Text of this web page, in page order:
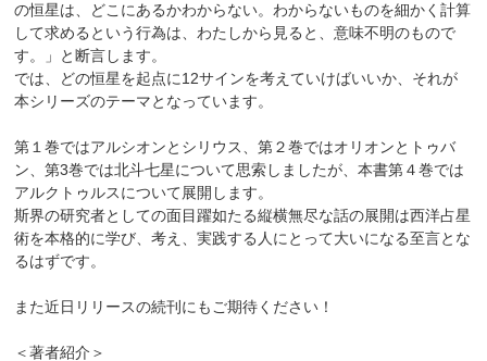
の恒星は、どこにあるかわからない。わからないものを細かく計算
して求めるという行為は、わたしから見ると、意味不明のもので
す。」と断言します。
では、どの恒星を起点に12サインを考えていけばいいか、それが
本シリーズのテーマとなっています。
第１巻ではアルシオンとシリウス、第２巻ではオリオンとトゥバ
ン、第3巻では北斗七星について思索しましたが、本書第４巻では
アルクトゥルスについて展開します。
斯界の研究者としての面目躍如たる縦横無尽な話の展開は西洋占星
術を本格的に学び、考え、実践する人にとって大いになる至言とな
るはずです。
また近日リリースの続刊にもご期待ください！
＜著者紹介＞